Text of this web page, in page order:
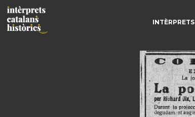
INTÈRPRETS